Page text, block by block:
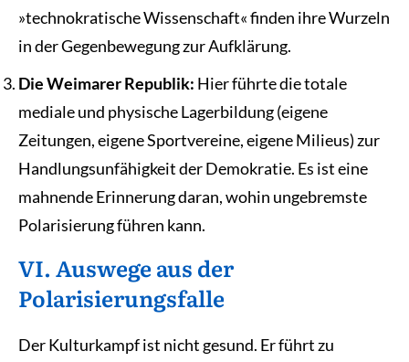
»technokratische Wissenschaft« finden ihre Wurzeln
in der Gegenbewegung zur Aufklärung.
Die Weimarer Republik: Hier führte die totale
mediale und physische Lagerbildung (eigene
Zeitungen, eigene Sportvereine, eigene Milieus) zur
Handlungsunfähigkeit der Demokratie. Es ist eine
mahnende Erinnerung daran, wohin ungebremste
Polarisierung führen kann.
VI. Auswege aus der
Polarisierungsfalle
Der Kulturkampf ist nicht gesund. Er führt zu